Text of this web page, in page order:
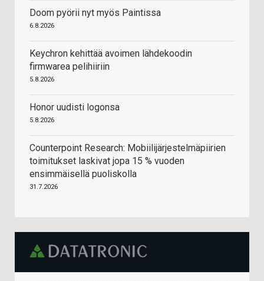
Doom pyörii nyt myös Paintissa
6.8.2026
Keychron kehittää avoimen lähdekoodin
firmwarea pelihiiriin
5.8.2026
Honor uudisti logonsa
5.8.2026
Counterpoint Research: Mobiilijärjestelmäpiirien
toimitukset laskivat jopa 15 % vuoden
ensimmäisellä puoliskolla
31.7.2026